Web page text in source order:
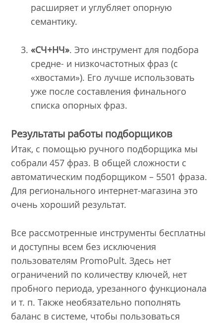
расширяет и углубляет опорную
семантику.
«СЧ+НЧ». Это инструмент для подбора
средне- и низкочастотных фраз (с
«хвостами»). Его лучше использовать
уже после составления финального
списка опорных фраз.
Результаты работы подборщиков
Итак, с помощью ручного подборщика мы
собрали 457 фраз. В общей сложности с
автоматическим подборщиком – 5501 фраза.
Для регионального интернет-магазина это
очень хороший результат.
Все рассмотренные инструменты бесплатны
и доступны всем без исключения
пользователям PromoPult. Здесь нет
ограничений по количеству ключей, нет
пробного периода, урезанного функционала
и т. п. Также необязательно пополнять
баланс в системе, чтобы пользоваться